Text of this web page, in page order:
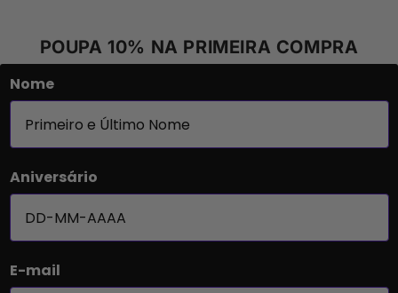
POUPA 10% NA PRIMEIRA COMPRA
Nome
Aniversário
E-mail